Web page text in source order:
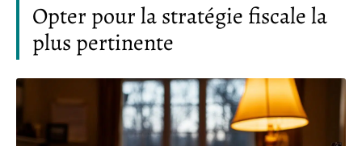
Opter pour la stratégie fiscale la
plus pertinente